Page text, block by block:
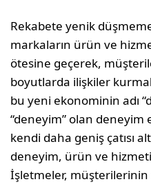
Rekabete yenik
markaların ürün ve
ötesine geçerek,
boyutlarda ilişkiler
bu yeni ekonominin adı
“deneyim” olan
kendi daha geniş çatısı
deneyim, ürün ve
İşletmeler, müşterilerinin